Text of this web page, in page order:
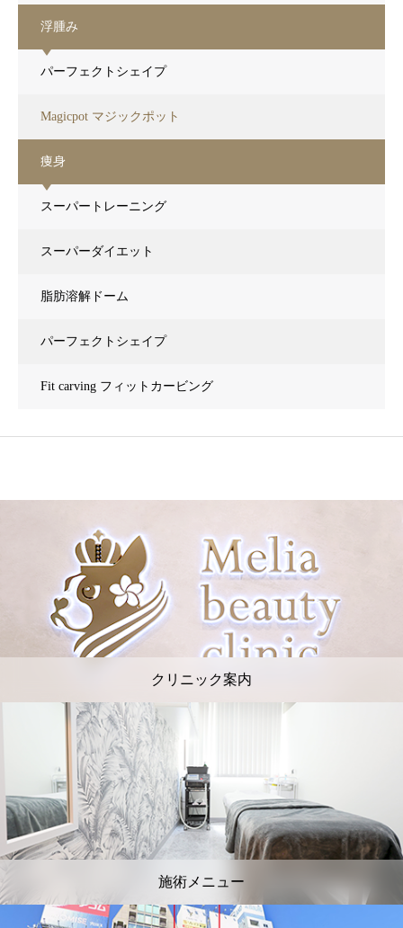
浮腫み
パーフェクトシェイプ
Magicpot マジックポット
痩身
スーパートレーニング
スーパーダイエット
脂肪溶解ドーム
パーフェクトシェイプ
Fit carving フィットカービング
クリニック案内
施術メニュー